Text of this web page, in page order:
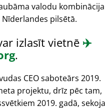
valodu kombinācija
pilsētā.
izlasīt vietnē ✈️
.
CEO saboteārs 2019.
projektu, drīz pēc tam,
2019. gadā, sekoja